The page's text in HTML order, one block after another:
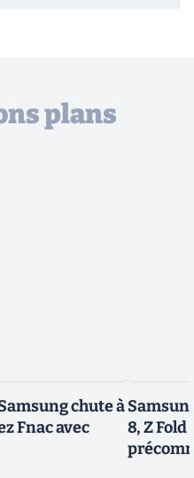
plans
chute à
Fnac avec
8, Z Fold